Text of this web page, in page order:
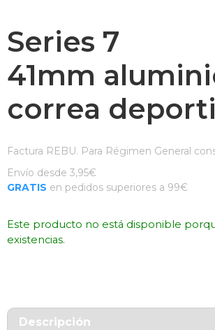
Series 7
41mm
correa
Factura REBU. Para Régimen General
Envío desde 3,95€
GRATIS en pedidos superiores a 99€
Este producto no está disponible
existencias.
Descripción
Accesorios
Garantía Zaraphone